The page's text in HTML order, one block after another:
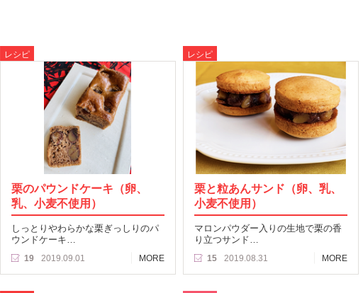
レシピ
栗のパウンドケーキ（卵、
乳、小麦不使用）
しっとりやわらかな栗ぎっしりのパ
ウンドケーキ…
19 2019.09.01 MORE
レシピ
栗と粒あんサンド（卵、乳、
小麦不使用）
マロンパウダー入りの生地で栗の香
り立つサンド…
15 2019.08.31 MORE